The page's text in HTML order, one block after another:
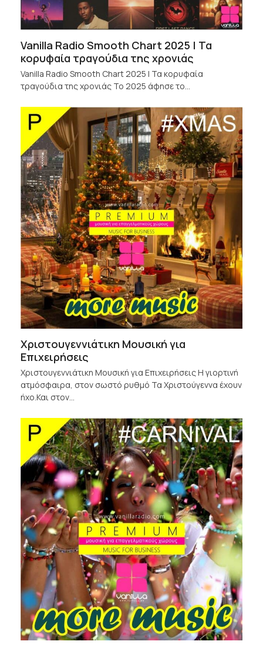
Vanilla Radio Smooth Chart 2025 | Τα
κορυφαία τραγούδια της χρονιάς
Vanilla Radio Smooth Chart 2025 | Τα κορυφαία
τραγούδια της χρονιάς Το 2025 άφησε το…
Χριστουγεννιάτικη Μουσική για
Επιχειρήσεις
Χριστουγεννιάτικη Μουσική για Επιχειρήσεις Η γιορτινή
ατμόσφαιρα, στον σωστό ρυθμό Τα Χριστούγεννα έχουν
ήχο.Και στον…